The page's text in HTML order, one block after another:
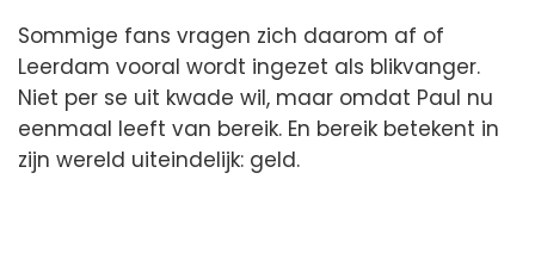
Sommige fans vragen zich daarom af of
Leerdam vooral wordt ingezet als blikvanger.
Niet per se uit kwade wil, maar omdat Paul nu
eenmaal leeft van bereik. En bereik betekent in
zijn wereld uiteindelijk: geld.